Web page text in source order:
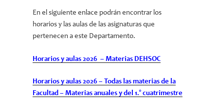
En el siguiente enlace podrán encontrar los
horarios y las aulas de las asignaturas que
pertenecen a este Departamento.
Horarios y aulas 2026 – Materias DEHSOC
Horarios y aulas 2026 – Todas las materias de la
Facultad – Materias anuales y del 1.° cuatrimestre